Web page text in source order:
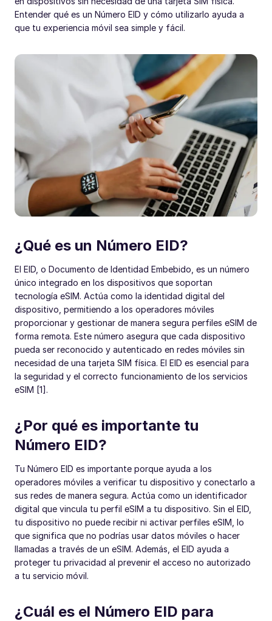
Entender qué es un Número EID y cómo utilizarlo ayuda a
que tu experiencia móvil sea simple y fácil.
¿Qué es un Número EID?
El EID, o Documento de Identidad Embebido, es un número
único integrado en los dispositivos que soportan
tecnología eSIM. Actúa como la identidad digital del
dispositivo, permitiendo a los operadores móviles
proporcionar y gestionar de manera segura perfiles eSIM de
forma remota. Este número asegura que cada dispositivo
pueda ser reconocido y autenticado en redes móviles sin
necesidad de una tarjeta SIM física. El EID es esencial para
la seguridad y el correcto funcionamiento de los servicios
eSIM [1].
¿Por qué es importante tu
Número EID?
Tu Número EID es importante porque ayuda a los
operadores móviles a verificar tu dispositivo y conectarlo a
sus redes de manera segura. Actúa como un identificador
digital que vincula tu perfil eSIM a tu dispositivo. Sin el EID,
tu dispositivo no puede recibir ni activar perfiles eSIM, lo
que significa que no podrías usar datos móviles o hacer
llamadas a través de un eSIM. Además, el EID ayuda a
proteger tu privacidad al prevenir el acceso no autorizado
a tu servicio móvil.
¿Cuál es el Número EID para